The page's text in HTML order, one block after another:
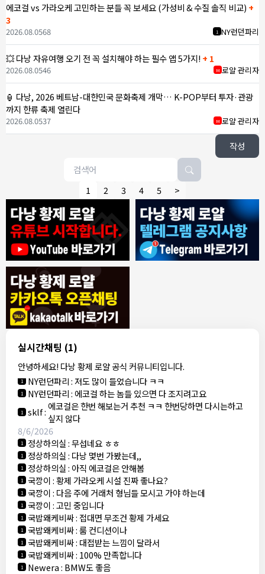
실시간채팅 (1)
안녕하세요! 다낭 황제 로얄 공식 커뮤니티입니다.
8/4/2026
1 모기한테물림:여기도 문의해보면 바로 알려줌
1 모기한테물림:정찰가보다 쌀수 없음
1 결혼안해:ㄹㅇ 팩트 ㅋㅋㅋㅋ
1 결혼안해:ㄹㅇ 팩트 ㅋㅋㅋㅋ
8/5/2026
NY런던파리 :다낭 에코걸 여기서 예약 가능한가요?
1 3군:에코걸 좀 조심 하는게 좋음
1 NY런던파리:저도 많이 들었습니다 ㅋㅋ
1 NY런던파리: 에코걸 하는 놈들 있으면 다 조지려고요
1 sklf: 에코걸은 한번 해보는거 추천 ㅋㅋ 한번당하면 다시는하고
싶지 않다
8/6/2026
1 정상하의실:무섭네요 ㅎㅎ
1 정상하의실: 다낭 몇번 가봤는데,,
1 정상하의실: 아직 에코걸은 안해봄
1 국깡이:황제 가라오케 시설 진짜 좋나요?
1 국깡이: 다음 주에 거래처 형님들 모시고 가야 하는데
1 국깡이:고민 중입니다
1 국밥왜케비싸: 접대면 무조건 황제 가세요
1 국밥왜케비싸:룸 컨디션이나
1 국밥왜케비싸: 대접받는 느낌이 달라서
1 국밥왜케비싸: 100% 만족합니다
1 Newera: BMW도 좋음
에코걸 vs 가라오케 고민하는 분들 꼭 보세요 (가성비 & 수질 솔직 비교) +
3
1 NY런던파리
2026.08.0568
💥 다낭 자유여행 오기 전 꼭 설치해야 하는 필수 앱 5가지! + 1
M 로얄 관리자
2026.08.0546
🏮 다낭, 2026 베트남-대한민국 문화축제 개막… K-POP부터 투자·관광
까지 한류 축제 열린다
M 로얄 관리자
2026.08.0537
작성
1 2 3 4 5 >